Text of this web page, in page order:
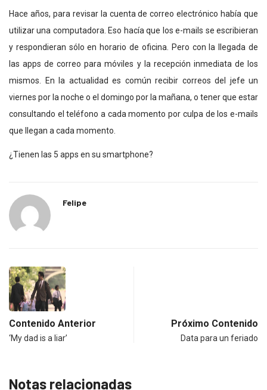
Hace años, para revisar la cuenta de correo electrónico había que
utilizar una computadora. Eso hacía que los e-mails se escribieran
y respondieran sólo en horario de oficina. Pero con la llegada de
las apps de correo para móviles y la recepción inmediata de los
mismos. En la actualidad es común recibir correos del jefe un
viernes por la noche o el domingo por la mañana, o tener que estar
consultando el teléfono a cada momento por culpa de los e-mails
que llegan a cada momento.
¿Tienen las 5 apps en su smartphone?
Felipe
Contenido Anterior
‘My dad is a liar’
Próximo Contenido
Data para un feriado
Notas relacionadas